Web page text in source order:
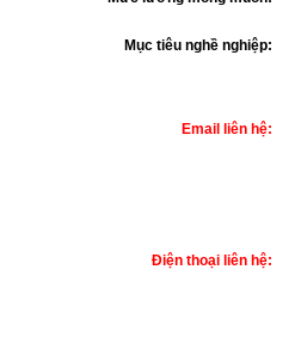
Mục tiêu nghề nghiệp:
Email liên hệ:
Điện thoại liên hệ: